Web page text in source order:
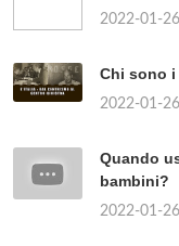
2022-01-26
Chi sono
2022-01-26
Quando
bambini?
2022-01-26